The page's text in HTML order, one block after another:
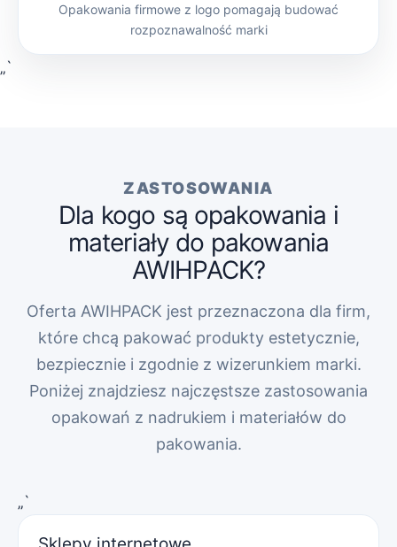
Opakowania firmowe z logo pomagają budować
rozpoznawalność marki
„`
ZASTOSOWANIA
Dla kogo są opakowania i
materiały do pakowania
AWIHPACK?
Oferta AWIHPACK jest przeznaczona dla firm,
które chcą pakować produkty estetycznie,
bezpiecznie i zgodnie z wizerunkiem marki.
Poniżej znajdziesz najczęstsze zastosowania
opakowań z nadrukiem i materiałów do
pakowania.
„`